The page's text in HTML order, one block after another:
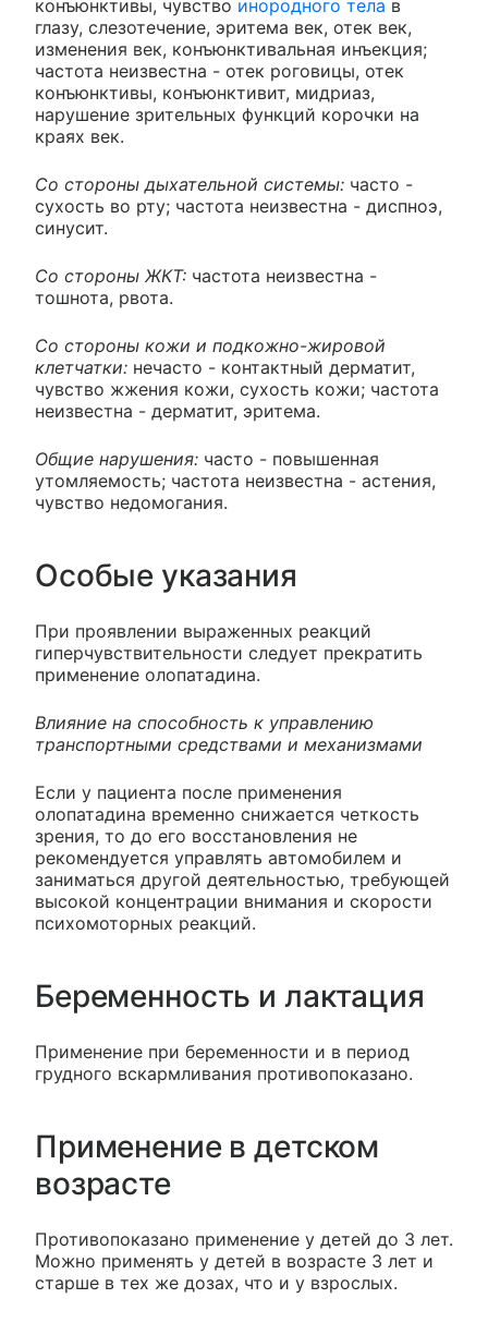
конъюнктивы, чувство инородного тела в
глазу, слезотечение, эритема век, отек век,
изменения век, конъюнктивальная инъекция;
частота неизвестна - отек роговицы, отек
конъюнктивы, конъюнктивит, мидриаз,
нарушение зрительных функций корочки на
краях век.
Со стороны дыхательной системы: часто -
сухость во рту; частота неизвестна - диспноэ,
синусит.
Со стороны ЖКТ: частота неизвестна -
тошнота, рвота.
Со стороны кожи и подкожно-жировой
клетчатки: нечасто - контактный дерматит,
чувство жжения кожи, сухость кожи; частота
неизвестна - дерматит, эритема.
Общие нарушения: часто - повышенная
утомляемость; частота неизвестна - астения,
чувство недомогания.
Особые указания
При проявлении выраженных реакций
гиперчувствительности следует прекратить
применение олопатадина.
Влияние на способность к управлению
транспортными средствами и механизмами
Если у пациента после применения
олопатадина временно снижается четкость
зрения, то до его восстановления не
рекомендуется управлять автомобилем и
заниматься другой деятельностью, требующей
высокой концентрации внимания и скорости
психомоторных реакций.
Беременность и лактация
Применение при беременности и в период
грудного вскармливания противопоказано.
Применение в детском
возрасте
Противопоказано применение у детей до 3 лет.
Можно применять у детей в возрасте 3 лет и
старше в тех же дозах, что и у взрослых.